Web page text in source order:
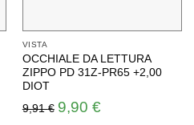
VISTA
OCCHIALE DA LETTURA
ZIPPO PD 31Z-PR65 +2,00
DIOT
9,91€ Il
9,90 €Il